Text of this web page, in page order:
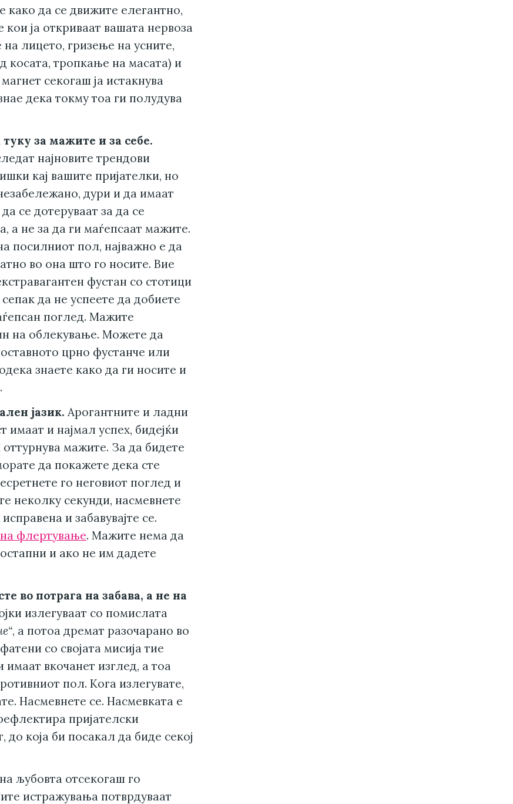
како да се движите елегантно,
кои ја откриваат вашата нервоза
лицето, гризење на усните,
косата, тропкање на масата) и
секогаш ја истакнува
дека токму тоа ги полудува
за мажите и за себе.
најновите трендови
кај вашите пријателки, но
дури и да имаат
се дотеруваат за да се
а не за да ги маѓепсаат мажите.
посилниот пол, најважно е да
во она што го носите. Вие
фустан со стотици
да не успеете да добиете
поглед. Мажите
на облекување. Можете да
црно фустанче или
знаете како да ги носите и
јазик. Арогантните и ладни
и најмал успех, бидејќи
оттурнува мажите. За да бидете
да покажете дека сте
го неговиот поглед и
неколку секунди, насмевнете
и забавувајте се.
флертување. Мажите нема да
и ако не им дадете
во потрага на забава, а не на
излегуваат со помислата
, а потоа дремат разочарано во
со својата мисија тие
имаат вкочанет изглед, а тоа
пол. Кога излегувате,
Насмевнете се. Насмевката е
пријателски
која би посакал да биде секој
љубовта отсекогаш го
истражувања потврдуваат